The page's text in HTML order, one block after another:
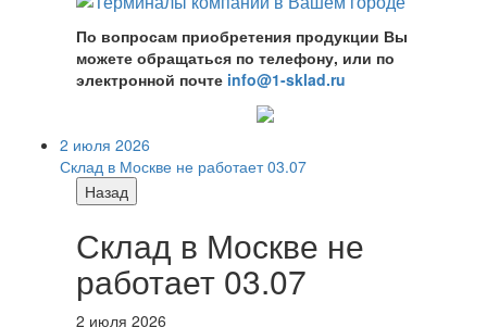
По вопросам приобретения продукции Вы
можете обращаться по телефону, или по
электронной почте info@1-sklad.ru
2 июля 2026
Склад в Москве не работает 03.07
Назад
Склад в Москве не
работает 03.07
2 июля 2026